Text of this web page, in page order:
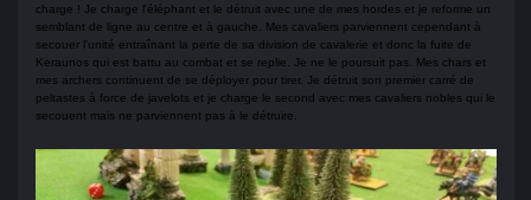
charge ! Je charge l'éléphant et le détruit avec une de mes hordes et je reforme un
semblant de ligne au centre et à gauche. Mes cavaliers parviennent cependant à
secouer l'unité entraînant la perte de sa division de cavalerie et donc la fuite de
Keraunos qui est battu au combat et se replie. Je ne le poursuit pas. Mes chars et
mes archers continuent de se déployer pour tirer. Je détruit son premier carré de
peltastes à force de javelots et je charge le second avec mes cavaliers nobles qui le
secouent mais ne parviennent pas à le détruire.